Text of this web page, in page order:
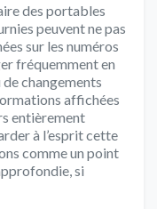
des portables
peuvent ne pas
sur les numéros
fréquemment en
changements
affichées
entièrement
à l’esprit cette
comme un point
si